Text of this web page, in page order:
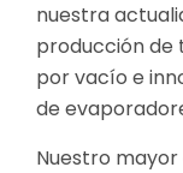
nuestra
producción
por vacío e
de
Nuestro